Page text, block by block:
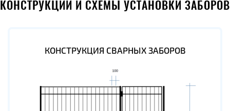
КОНСТРУКЦИИ И СХЕМЫ УСТАНОВКИ ЗАБОРОВ
КОНСТРУКЦИЯ СВАРНЫХ ЗАБОРОВ